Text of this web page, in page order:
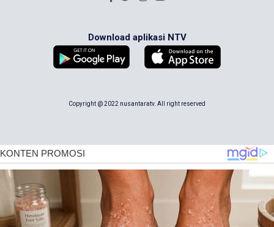
Download aplikasi NTV
Copyright @ 2022 nusantaratv. All right reserved